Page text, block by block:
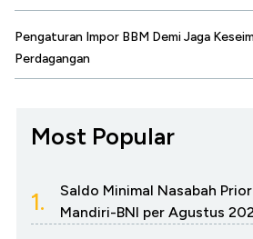
Pengaturan Impor BBM Demi Jaga
Perdagangan
Most Popular
1.
Saldo Minimal Nasabah
Mandiri-BNI per Agustus